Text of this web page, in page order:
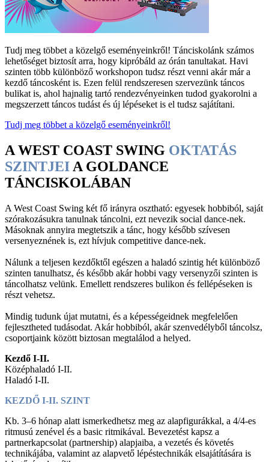
Tudj meg többet a közelgő eseményeinkről! Tánciskolánk számos
lehetőséget biztosít arra, hogy kipróbáld az órán tanultakat. Havi
szinten több különböző workshopon tudsz részt venni akár már a
kezdő táncosként is. Ezen felül rendszeresen szervezünk táncos
bulikat is, ahol hajnalig tartó rendezvényeinken tudod gyakorolni a
megszerzett táncos tudást és új lépéseket is el tudsz sajátítani.
Tudj meg többet a közelgő eseményeinkről!
A WEST COAST SWING OKTATÁS
SZINTJEI A GOLDANCE
TÁNCISKOLÁBAN
A West Coast Swing két fő irányra osztható: egyesek hobbiból, saját
szórakozásukra tanulnak táncolni, ezt nevezik social dance-nek.
Másoknak annyira megtetszik a tánc, hogy később szívesen
versenyeznének is, ezt hívjuk competitive dance-nek.
Nálunk a teljesen kezdőktől egészen a haladó szintig hét különböző
szinten tanulhatsz, és később akár hobbi vagy versenyzői szinten is
táncolhatsz velünk. Emellett rendszeres bulikon és fellépéseken is
részt vehetsz.
Mindig tudunk újat mutatni, és a képességeidnek megfelelően
fejlesztheted tudásodat. Akár hobbiból, akár szenvedélyből táncolsz,
csoportjaink között biztosan megtalálod a helyed.
Kezdő I-II.
Középhaladó I-II.
Haladó I-II.
KEZDŐ I-II. SZINT
Kb. 3–6 hónap alatt ismerkedhetsz meg az alapfigurákkal, a 4/4-es
ritmusú zenével és a basic ritmikával. Bevezetést kapsz a
partnerkapcsolat (partnership) alapjaiba, a vezetés és követés
technikájába, valamint az alapvető lépéstechnikák elsajátítására is